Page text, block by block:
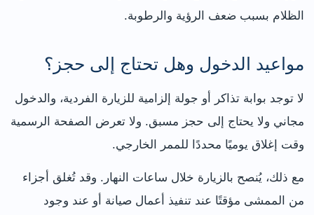
الظلام بسبب ضعف الرؤية والرطوبة.
مواعيد الدخول وهل تحتاج إلى حجز؟
لا توجد بوابة تذاكر أو جولة إلزامية للزيارة الفردية، والدخول
مجاني ولا يحتاج إلى حجز مسبق. ولا تعرض الصفحة الرسمية
وقت إغلاق يوميًا محددًا للممر الخارجي.
مع ذلك، يُنصح بالزيارة خلال ساعات النهار. وقد تُغلق أجزاء
من الممشى مؤقتًا عند تنفيذ أعمال صيانة أو عند وجود